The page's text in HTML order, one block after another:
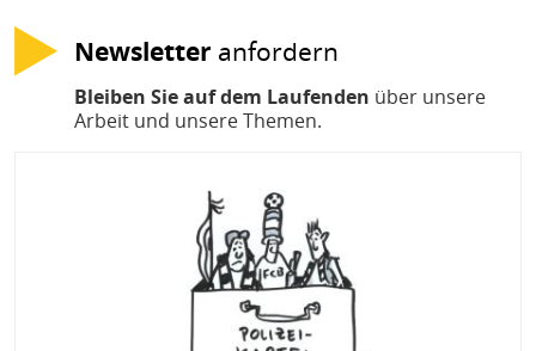
Newsletter anfordern
Bleiben Sie auf dem Laufenden über unsere
Arbeit und unsere Themen.